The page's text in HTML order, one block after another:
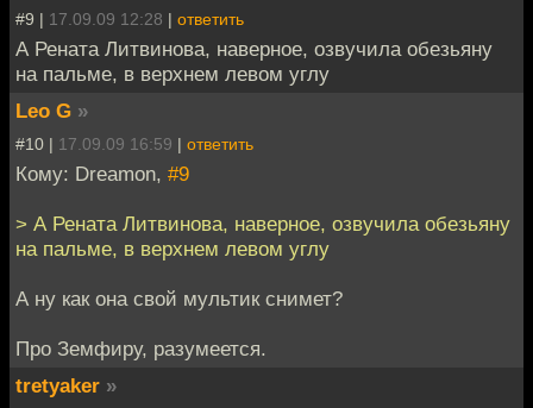
#9 | 17.09.09 12:28 | ответить
А Рената Литвинова, наверное, озвучила обезьяну
на пальме, в верхнем левом углу
Leo G »
#10 | 17.09.09 16:59 | ответить
Кому: Dreamon, #9
> А Рената Литвинова, наверное, озвучила обезьяну
на пальме, в верхнем левом углу
А ну как она свой мультик снимет?
Про Земфиру, разумеется.
tretyaker »